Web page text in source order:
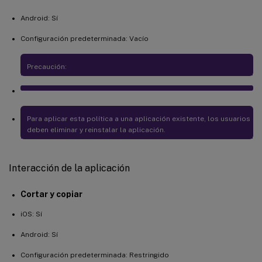
Android: Sí
Configuración predeterminada: Vacío
Precaución:
Para aplicar esta política a una aplicación existente, los usuarios
deben eliminar y reinstalar la aplicación.
Interacción de la aplicación
Cortar y copiar
iOS: Sí
Android: Sí
Configuración predeterminada: Restringido